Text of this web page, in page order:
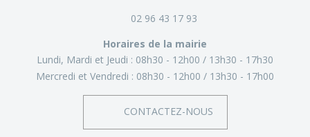
02 96 43 17 93
Horaires de la mairie
Lundi, Mardi et Jeudi : 08h30 - 12h00
13h30 - 17h30
Mercredi et Vendredi : 08h30 - 12h00 13h30 - 17h00
CONTACTEZ-NOUS